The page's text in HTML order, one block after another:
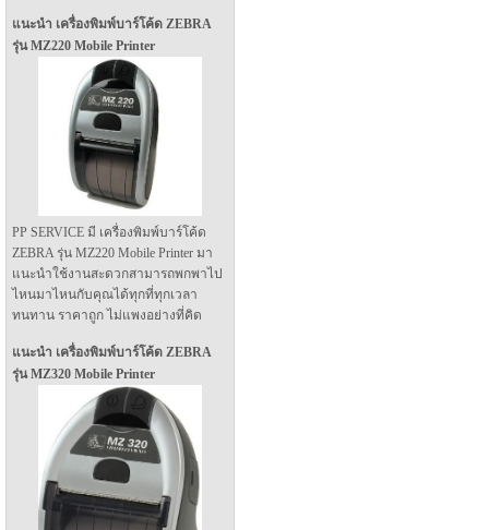
แนะนำ เครื่องพิมพ์บาร์โค้ด ZEBRA
รุ่น MZ220 Mobile Printer
PP SERVICE มี เครื่องพิมพ์บาร์โค้ด
ZEBRA รุ่น MZ220 Mobile Printer มา
แนะนำใช้งานสะดวกสามารถพกพาไป
ไหนมาไหนกับคุณได้ทุกที่ทุกเวลา
ทนทาน ราคาถูก ไม่แพงอย่างที่คิด
แนะนำ เครื่องพิมพ์บาร์โค้ด ZEBRA
รุ่น MZ320 Mobile Printer